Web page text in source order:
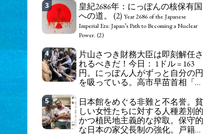
die to set me free" - Sanae, a Japanese woman who
is sleepless, sexless, depressive and wallowing in
self-pity: destruction as a guidepost.
3
皇紀2686年：にっぽんの核保有国
への道。 (2) Year 2686 of the Japanese
Imperial Era: Japan’s Path to Becoming a Nuclear
Power. (2)
4
片山さつき財務大臣は即刻解任さ
れるべきだ！今日： 1ドル = 163
円。にっぽん人がずっと自分の円
を吸っている。高市早苗首相「円
ットを強調 Finance Minister KATAYAMA
Satsuki should be fired immediately! Today: 1 US$ =
163 Yen. The Japanese Have Long Been Draining
Their Own Yen. Prime Minister TAKAICHI
5
日本館をめぐる非難と不名誉。貧
しい女性たちに対する人種差別的
かつ植民地主義的な搾取。保守的
な日本の家父長制の強化。戸籍制